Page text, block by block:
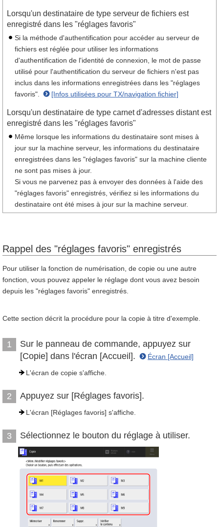
Lorsqu'un destinataire de type serveur de fichiers est
enregistré dans les "réglages favoris"
Si la méthode d'authentification pour accéder au serveur de
fichiers est réglée pour utiliser les informations
d'authentification de l'identité de connexion, le mot de passe
utilisé pour l'authentification du serveur de fichiers n'est pas
inclus dans les informations enregistrées dans les "réglages
favoris".
[Infos utilisées pour TX/navigation fichier]
Lorsqu'un destinataire de type carnet d'adresses distant est
enregistré dans les "réglages favoris"
Même lorsque les informations du destinataire sont mises à
jour sur la machine serveur, les informations du destinataire
enregistrées dans les "réglages favoris" sur la machine cliente
ne sont pas mises à jour.
Si vous ne parvenez pas à envoyer des données à l'aide des
"réglages favoris" enregistrés, vérifiez si les informations du
destinataire ont été mises à jour sur la machine serveur.
Rappel des "réglages favoris" enregistrés
Pour utiliser la fonction de numérisation, de copie ou une autre
fonction, vous pouvez appeler le réglage dont vous avez besoin
depuis les "réglages favoris" enregistrés.
Cette section décrit la procédure pour la copie à titre d'exemple.
1
Sur le panneau de commande, appuyez sur
[Copie] dans l'écran [Accueil].
Écran [Accueil]
L'écran de copie s'affiche.
2 Appuyez sur [Réglages favoris].
L'écran [Réglages favoris] s'affiche.
3 Sélectionnez le bouton du réglage à utiliser.